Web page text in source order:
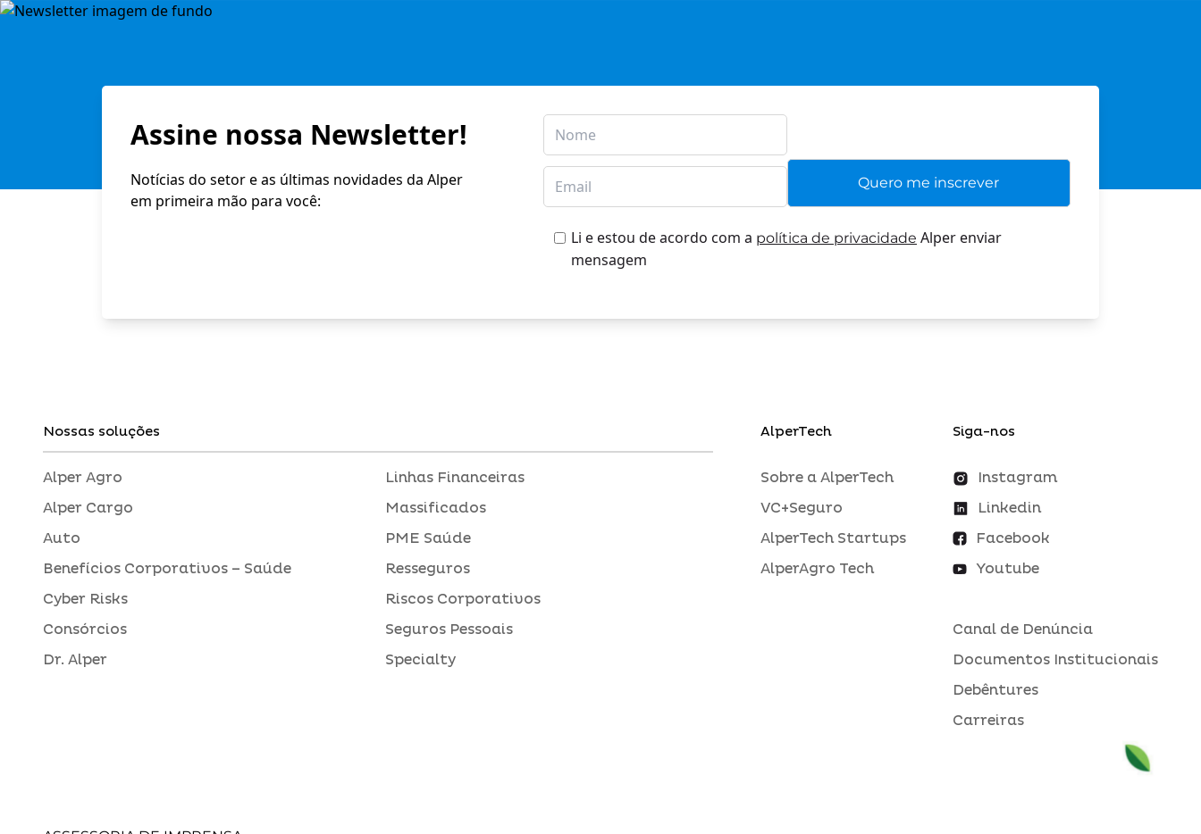
Assine nossa Newsletter!
Notícias do setor e as últimas novidades da Alper
em primeira mão para você:
Li e estou de acordo com a política de privacidade Alper enviar
mensagem
Nossas soluções
Alper Agro
Alper Cargo
Auto
Benefícios Corporativos – Saúde
Cyber Risks
Consórcios
Dr. Alper
Linhas Financeiras
Massificados
PME Saúde
Resseguros
Riscos Corporativos
Seguros Pessoais
Specialty
AlperTech
Sobre a AlperTech
VC+Seguro
AlperTech Startups
AlperAgro Tech
Siga-nos
Instagram
Linkedin
Facebook
Youtube
Canal de Denúncia
Documentos Institucionais
Debêntures
Carreiras